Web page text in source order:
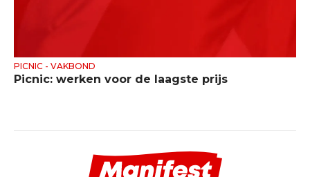
PICNIC - VAKBOND
Picnic: werken voor de laagste prijs